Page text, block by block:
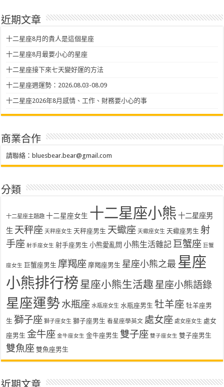
近期文章
十二星座8月的貴人是這個星座
十二星座8月最要小心的星座
十二星座接下來七天變好運的方法
十二星座週運勢：2026.08.03-08.09
十二星座2026年8月感情、工作、財務要小心的事
商業合作
請聯絡： bluesbear.bear@gmail.com
分類
十二星座主題趣 十二星座女生 十二星座小熊 十二星座男
生 天秤座 天秤座女生 天秤座男生 天蠍座 天蠍座女生 天蠍座男生 射
手座 射手座女生 射手座男生 小熊愛亂問 小熊生活雜記 巨蟹座 巨蟹
座女生 巨蟹座男生 摩羯座 摩羯座男生 星座小熊之最 星座
小熊排行榜 星座小熊生活趣 星座小熊語錄
星座運勢 水瓶座 水瓶座女生 水瓶座男生 牡羊座 牡羊座男
生 獅子座 獅子座女生 獅子座男生 看星座學英文 處女座 處女座女生 處女
座男生 金牛座 金牛座女生 金牛座男生 雙子座 雙子座女生 雙子座男生
雙魚座 雙魚座男生